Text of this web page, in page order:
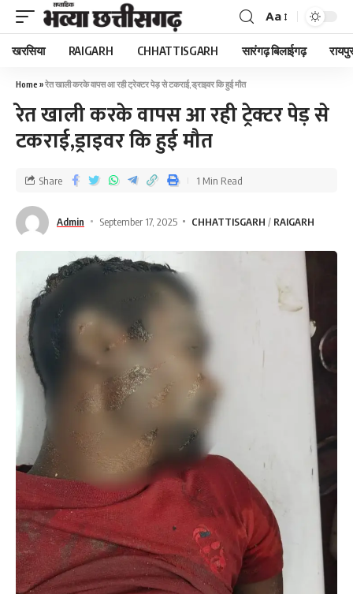
Aa
खरसिया RAIGARH CHHATTISGARH सारंगढ़ बिलाईगढ़
Home »रेत खाली करके वापस आ रही ट्रेक्टर पेड़ से टकराई,ड्राइवर कि हुई मौत
रेत खाली करके वापस आ रही ट्रेक्टर पेड़ से
टकराई,ड्राइवर कि हुई मौत
Admin September 17, 2025 CHHATTISGARH RAIGARH
Share 1 Min Read